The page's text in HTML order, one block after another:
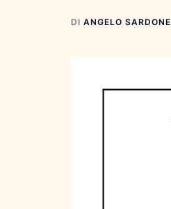
DI ANGELO SARDONE